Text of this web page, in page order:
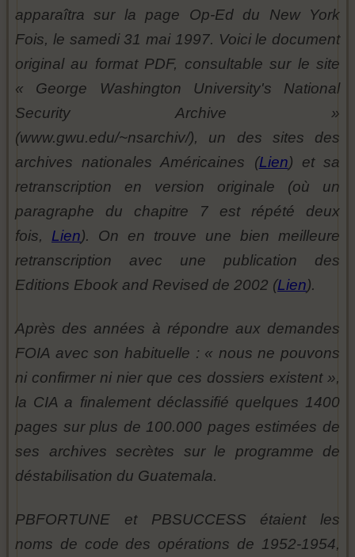
apparaîtra sur la page Op-Ed du New York
Fois, le samedi 31 mai 1997. Voici le document
original au format PDF, consultable sur le site
« George Washington University's National
Security Archive »
(www.gwu.edu/~nsarchiv/), un des sites des
archives nationales Américaines (Lien) et sa
retranscription en version originale (où un
paragraphe du chapitre 7 est répété deux
fois, Lien). On en trouve une bien meilleure
retranscription avec une publication des
Editions Ebook and Revised de 2002 (Lien).
Après des années à répondre aux demandes
FOIA avec son habituelle : « nous ne pouvons
ni confirmer ni nier que ces dossiers existent »,
la CIA a finalement déclassifié quelques 1400
pages sur plus de 100.000 pages estimées de
ses archives secrètes sur le programme de
déstabilisation du Guatemala.
PBFORTUNE et PBSUCCESS étaient les
noms de code des opérations de 1952-1954,